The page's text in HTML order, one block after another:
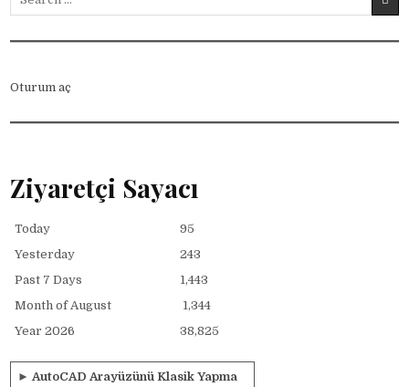
Oturum aç
Ziyaretçi Sayacı
Today
95
Yesterday
243
Past 7 Days
1,443
Month of August
1,344
Year 2026
38,825
►AutoCAD Arayüzünü Klasik Yapma